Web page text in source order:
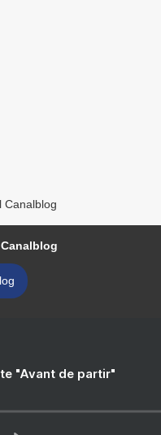
Canalblog
"Avant de partir"